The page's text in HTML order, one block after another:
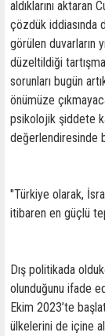
aldıklarını aktaran
çözdük iddiasında
görülen duvarların
düzeltildiği
sorunları bugün
önümüze
psikolojik şiddete
değerlendiresinde
"Türkiye olarak,
itibaren en güçlü
Dış politikada
olunduğunu ifade
Ekim 2023’te
ülkelerini de içine